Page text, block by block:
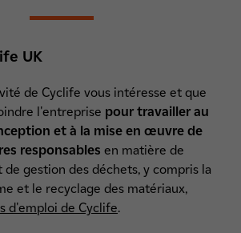
UK
de Cyclife vous intéresse et que
l'entreprise pour travailler au
et à la mise en œuvre de
responsables en matière de
gestion des déchets, y compris la
et le recyclage des matériaux,
d'emploi de Cyclife.